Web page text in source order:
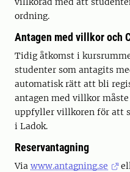
ordning.
Antagen med villkor och
Tidig åtkomst i
studenter som antagits
automatisk rätt att bli
antagen med villkor
uppfyller villkoren för att
i Ladok.
Reservantagning
Via www.antagning.se